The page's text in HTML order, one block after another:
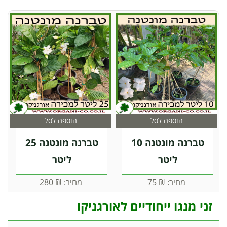
הוספה לסל
טברנה מונטנה 10
ליטר
מחיר: ₪
הוספה לסל
טברנה מונטנה 25
ליטר
מחיר: ₪
280
זני מנגו ייחודיים לאורגניקו